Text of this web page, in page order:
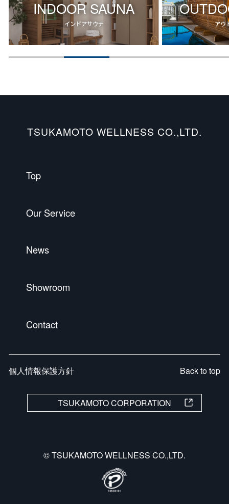
INDOOR SAUNA
インドアサウナ アウ
TSUKAMOTO WELLNESS CO.,LTD.
Top
Our Service
News
Showroom
Contact
© TSUKAMOTO WELLNESS CO.,LTD.
個人情報保護方針
TSUKAMOTO CORPORATION
Back to top